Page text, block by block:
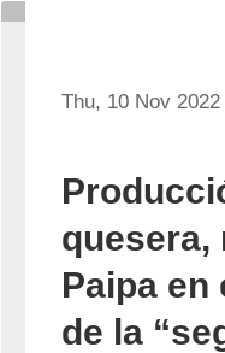
Thu, 10 Nov 2022
quesera,
Paipa en
de la